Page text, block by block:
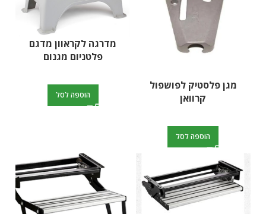
מגן פלסטיק לפושפול
קרוואן
הוספה לסל
מדרגה לקראוון מדגם
פלטניום מגנום
הוספה לסל